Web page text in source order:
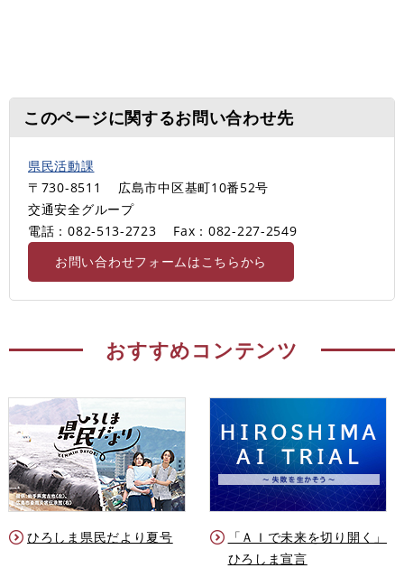
このページに関するお問い合わせ先
県民活動課
〒730-8511
広島市中区基町10番52号
交通安全グループ
電話：082-513-2723
Fax：082-227-2549
お問い合わせフォームはこちらから
おすすめコンテンツ
ひろしま県民だより夏号
「ＡＩで未来を切り開く」
ひろしま宣言